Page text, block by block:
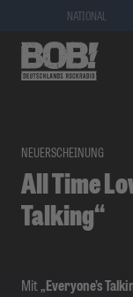
NATIONAL
NEUERSCHEINUNG
All Time
Talking“
Mit„Everyone’s